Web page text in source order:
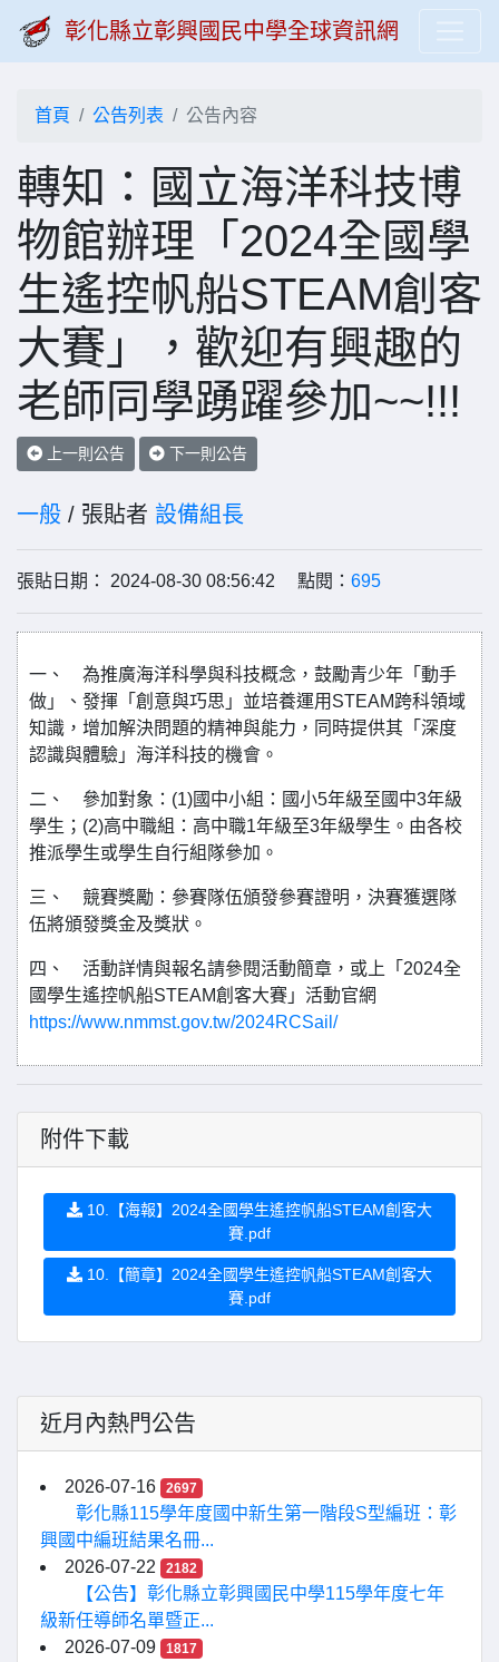
彰化縣立彰興國民中學全球資訊網
首頁 公告列表 公告內容
轉知：國立海洋科技博
物館辦理「2024全國學
生遙控帆船STEAM創客
大賽」，歡迎有興趣的
老師同學踴躍參加~~!!!
上一則公告 下一則公告
一般 / 張貼者 設備組長
張貼日期： 2024-08-30 08:56:42 點閱： 695
一、 為推廣海洋科學與科技概念，鼓勵青少年「動手
做」、發揮「創意與巧思」並培養運用STEAM跨科領域
知識，增加解決問題的精神與能力，同時提供其「深度
認識與體驗」海洋科技的機會。
二、 參加對象：(1)國中小組：國小5年級至國中3年級
學生；(2)高中職組：高中職1年級至3年級學生。由各校
推派學生或學生自行組隊參加。
三、 競賽獎勵：參賽隊伍頒發參賽證明，決賽獲選隊
伍將頒發獎金及獎狀。
四、 活動詳情與報名請參閱活動簡章，或上「2024全
國學生遙控帆船STEAM創客大賽」活動官網
https://www.nmmst.gov.tw/2024RCSail/
附件下載
10.【海報】2024全國學生遙控帆船STEAM創客大
賽.pdf
10.【簡章】2024全國學生遙控帆船STEAM創客大
賽.pdf
近月內熱門公告
2026-07-16 2697
彰化縣115學年度國中新生第一階段S型編班：彰
興國中編班結果名冊...
2026-07-22
2182
【公告】彰化縣立彰興國民中學115學年度七年
級新任導師名單暨正...
2026-07-09
1817